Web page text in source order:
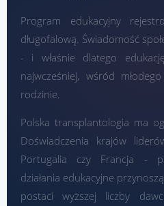
Program edukacyjny
długofalową. Świadomość
- i właśnie dlatego
najwcześniej, wśród
rodzinie.
Polska transplantologia ma
Doświadczenia krajów
Portugalia czy Francja -
działania edukacyjne
postaci wyższej liczby